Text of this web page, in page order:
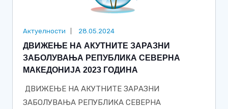
Актуелности 28.05.2024
ДВИЖЕЊЕ НА АКУТНИТЕ ЗАРАЗНИ
ЗАБОЛУВАЊА РЕПУБЛИКА СЕВЕРНА
МАКЕДОНИЈА 2023 ГОДИНА
ДВИЖЕЊЕ НА АКУТНИТЕ ЗАРАЗНИ
ЗАБОЛУВАЊА РЕПУБЛИКА СЕВЕРНА